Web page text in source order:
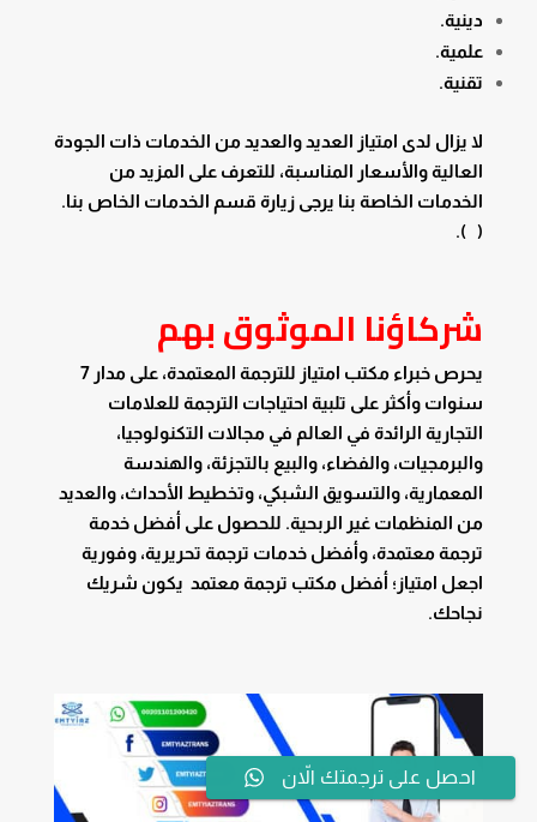
دينية.
علمية.
تقنية.
لا يزال لدى امتياز العديد والعديد من الخدمات ذات الجودة
العالية والأسعار المناسبة، للتعرف على المزيد من
الخدمات الخاصة بنا يرجى زيارة قسم الخدمات الخاص بنا.
( ).
شركاؤنا الموثوق بهم
يحرص خبراء مكتب امتياز للترجمة المعتمدة، على مدار 7
سنوات وأكثر على تلبية احتياجات الترجمة للعلامات
التجارية الرائدة في العالم في مجالات التكنولوجيا،
والبرمجيات، والفضاء، والبيع بالتجزئة، والهندسة
المعمارية، والتسويق الشبكي، وتخطيط الأحداث، والعديد
من المنظمات غير الربحية. للحصول على أفضل خدمة
ترجمة معتمدة، وأفضل خدمات ترجمة تحريرية، وفورية
اجعل امتياز؛ أفضل مكتب ترجمة معتمد يكون شريك
نجاحك.
احصل على ترجمتك الاّن